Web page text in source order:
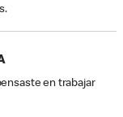
en trabajar